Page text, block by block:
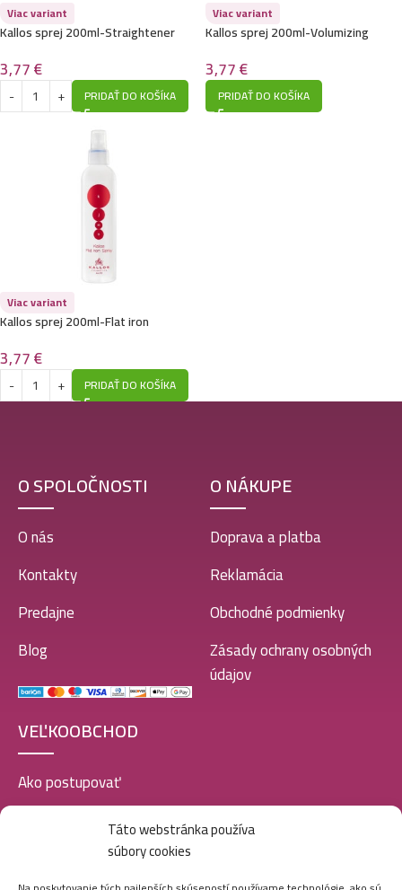
Táto webstránka používa
súbory cookies
Viac variant
Kallos sprej 200ml-Straightener
3,77€
PRIDAŤ DO KOŠÍKA
Viac variant
Kallos sprej 200ml-Volumizing
3,77€
PRIDAŤ DO KOŠÍKA
Viac variant
Kallos sprej 200ml-Flat iron
3,77€
PRIDAŤ DO KOŠÍKA
O SPOLOČNOSTI
O nás
Kontakty
Predajne
Blog
O NÁKUPE
Doprava a platba
Reklamácia
Obchodné podmienky
Zásady ochrany osobných
údajov
VEĽKOOBCHOD
Ako postupovať
Doprava a platba
Veľkoobchod